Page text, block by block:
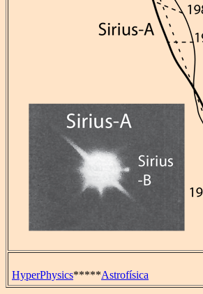
HyperPhysics*****Astrofísica